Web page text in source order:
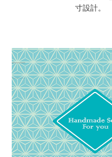
寸設計。